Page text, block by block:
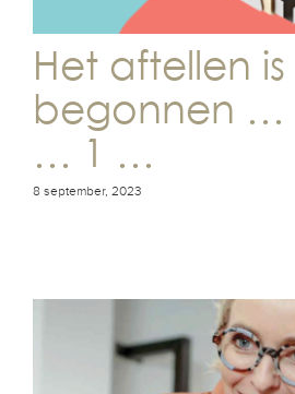
Het aftellen is
begonnen …
… 1 …
8 september, 2023